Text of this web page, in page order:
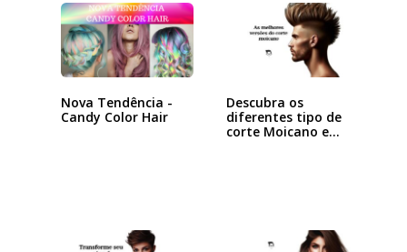
Nova Tendência -
Candy Color Hair
Descubra os
diferentes tipo de
corte Moicano e…